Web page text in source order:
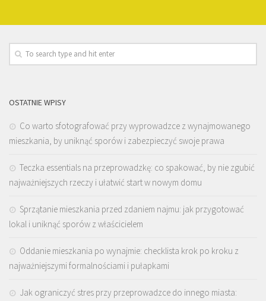
OSTATNIE WPISY
Co warto sfotografować przy wyprowadzce z wynajmowanego
mieszkania, by uniknąć sporów i zabezpieczyć swoje prawa
Teczka essentials na przeprowadzkę: co spakować, by nie zgubić
najważniejszych rzeczy i ułatwić start w nowym domu
Sprzątanie mieszkania przed zdaniem najmu: jak przygotować
lokal i uniknąć sporów z właścicielem
Oddanie mieszkania po wynajmie: checklista krok po kroku z
najważniejszymi formalnościami i pułapkami
Jak ograniczyć stres przy przeprowadzce do innego miasta: